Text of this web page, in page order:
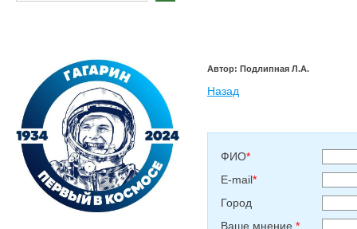
Автор: Подлипная Л.А.
Назад
ФИО*
E-mail*
Город
Ваше мнение *